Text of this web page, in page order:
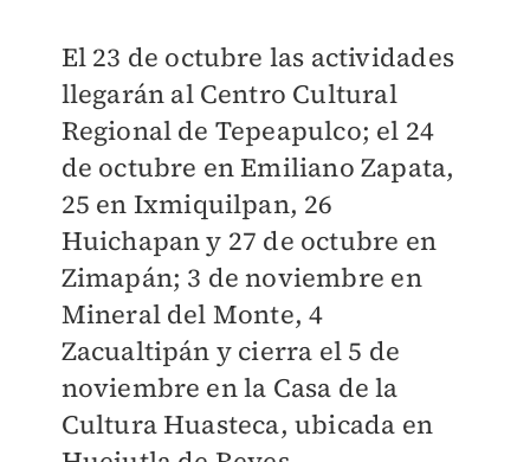
El 23 de octubre las actividades
llegarán al Centro Cultural
Regional de Tepeapulco; el 24
de octubre en Emiliano Zapata,
25 en Ixmiquilpan, 26
Huichapan y 27 de octubre en
Zimapán; 3 de noviembre en
Mineral del Monte, 4
Zacualtipán y cierra el 5 de
noviembre en la Casa de la
Cultura Huasteca, ubicada en